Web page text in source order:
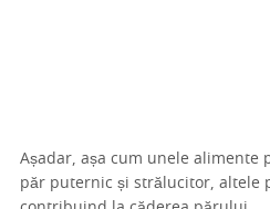
Așadar, așa cum unele alimente
păr puternic și strălucitor, altele